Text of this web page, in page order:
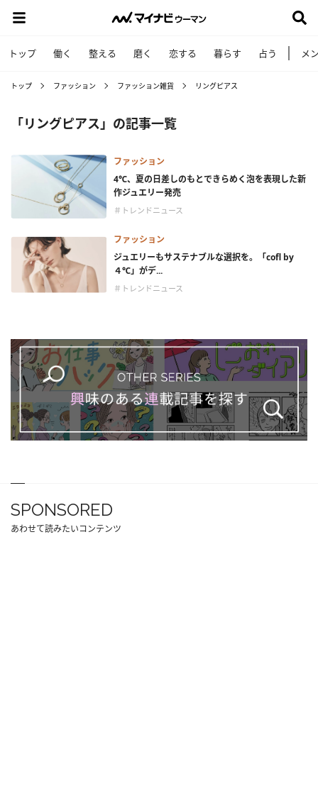
トップ 働く 整える 磨く 恋する 暮らす 占う メ
トップ ファッション ファッション雑貨 リングピアス
「リングピアス」の記事一覧
ファッション
4℃、夏の日差しのもとできらめく泡を表現した新
作ジュエリー発売
＃トレンドニュース
ファッション
ジュエリーもサステナブルな選択を。「cofl by
４℃」がデ...
＃トレンドニュース
SPONSORED
あわせて読みたいコンテンツ